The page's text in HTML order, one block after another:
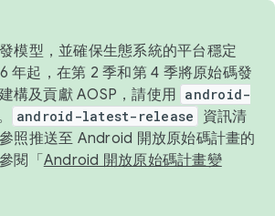
模型，並確保生態系統的平台穩定
年起，在第 2 季和第 4 季將原始碼發
構及貢獻 AOSP，請使用 android-
android-latest-release
資訊清
照推送至 Android 開放原始碼計畫的
閱「 Android 開放原始碼計畫變